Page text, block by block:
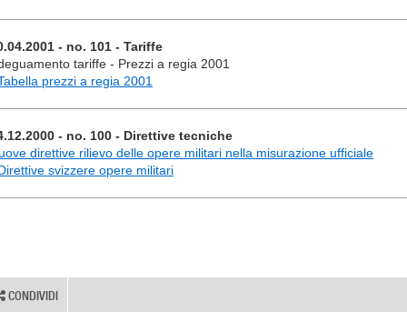
- no. 101 - Tariffe
tariffe - Prezzi a regia 2001
prezzi a regia 2001
- no. 100 - Direttive tecniche
direttive rilievo delle opere militari nella misurazione ufficiale
svizzere opere militari
CONDIVIDI